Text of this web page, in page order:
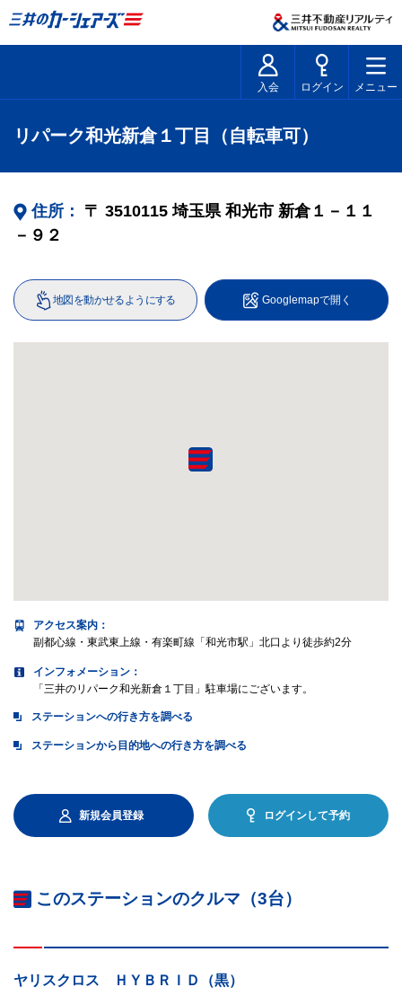
入会 ログイン メニュー
リパーク和光新倉１丁目（自転車可）
住所： 〒 3510115 埼玉県 和光市 新倉１－１１
－９２
地図を動かせるようにする Googlemapで開く
アクセス案内 ：
副都心線・東武東上線・有楽町線「和光市駅」北口より徒歩約2分
インフォメーション：
「三井のリパーク和光新倉１丁目」駐車場にございます。
ステーションへの行き方を調べる
ステーションから目的地への行き方を調べる
新規会員登録 ログインして予約
このステーションのクルマ（3台）
ヤリスクロス ＨＹＢＲＩＤ（黒）